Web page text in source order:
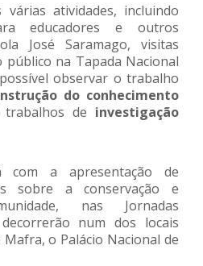
atividades, incluindo
educadores e outros
José Saramago, visitas
na Tapada Nacional
observar o trabalho
do conhecimento
trabalhos de investigação
com a apresentação de
sobre a conservação e
nas Jornadas
num dos locais
o Palácio Nacional de